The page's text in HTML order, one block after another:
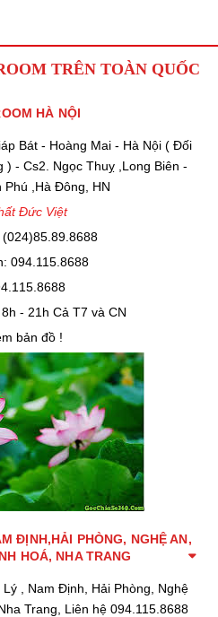
TRÊN TOÀN QUỐC
HÀ NỘI
Bát - Hoàng Mai - Hà Nội ( Đối
) - Cs2. Ngọc Thuỵ ,Long Biên -
Phú ,Hà Đông, HN
Đức Việt
094.115.8688
- 21h Cả T7 và CN
bản đồ !
ĐỊNH,HẢI PHÒNG, NGHỆ AN,
HOÁ, NHA TRANG
Lý , Nam Định, Hải Phòng, Nghệ
Trang, Liên hệ 094.115.8688